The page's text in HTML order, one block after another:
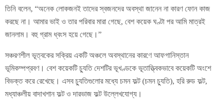
তিনি বলেন, “অনেক লোকজনই তাদের স্বজনদের অবস্থা জানেন না কারণ ফোন কাজ
করছে না। আমার ভাই ও তার পরিবার মারা গেছে, বেশ কয়েক ঘণ্টা পর আমি মাত্রই
জানলাম। বহু গ্রাম ধ্বংস হয়ে গেছে।”
সঞ্চরণশীল ভূত্বকের সক্রিয় একটি অঞ্চলে অবস্থানের কারণে আফগানিস্তান
ভূমিকম্পপ্রবণ। বেশ কয়েকটি চ্যুতি দেশটির ভূখণ্ডকে ভূতাত্ত্বিকভাবে কয়েকটি অংশে
বিভক্ত করে রেখেছে। এসব চ্যুতিগুলোর মধ্যে চমন ফল্ট (চমন চ্যুতি), হরি রুড ফল্ট,
মধ্যাঞ্চলীয় বাদাখশান ফল্ট ও দারভাজ ফল্ট উল্লেখযোগ্য।